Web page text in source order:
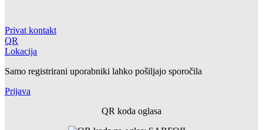
Privat kontakt
QR
Lokacija
Samo registrirani uporabniki lahko pošiljajo sporočila
Prijava
QR koda oglasa